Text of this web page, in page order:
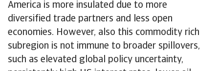
America is more insulated due to more
diversified trade partners and less open
economies. However, also this commodity rich
subregion is not immune to broader spillovers,
such as elevated global policy uncertainty,